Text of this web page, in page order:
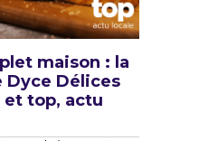
maison : la
Délices
top, actu